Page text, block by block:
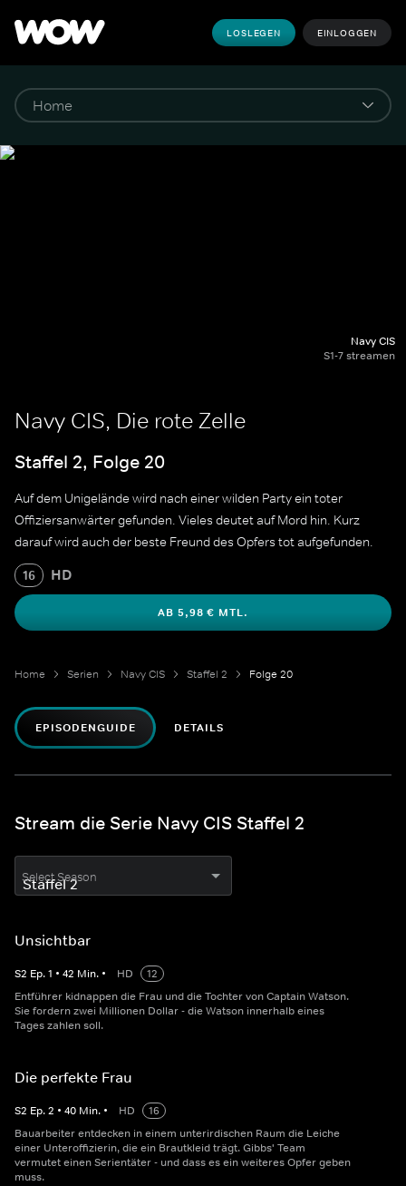
LOSLEGEN EINLOGGEN
Navy CIS
S1-7 streamen
Navy CIS, Die rote Zelle
Staffel 2, Folge 20
Auf dem Unigelände wird nach einer wilden Party ein toter
Offiziersanwärter gefunden. Vieles deutet auf Mord hin. Kurz
darauf wird auch der beste Freund des Opfers tot aufgefunden.
16 HD
AB 5,98 € MTL.
Home Serien Navy CIS Staffel 2 Folge 20
EPISODENGUIDE DETAILS
Stream die Serie Navy CIS Staffel 2
Select Season
Unsichtbar
S2 Ep.1 • 42 Min. • HD
12
Entführer kidnappen die Frau und die Tochter von Captain Watson.
Sie fordern zwei Millionen Dollar - die Watson innerhalb eines
Tages zahlen soll.
Die perfekte Frau
S2 Ep.2 • 40 Min. • HD
16
Bauarbeiter entdecken in einem unterirdischen Raum die Leiche
einer Unteroffizierin, die ein Brautkleid trägt. Gibbs' Team
vermutet einen Serientäter - und dass es ein weiteres Opfer geben
muss.